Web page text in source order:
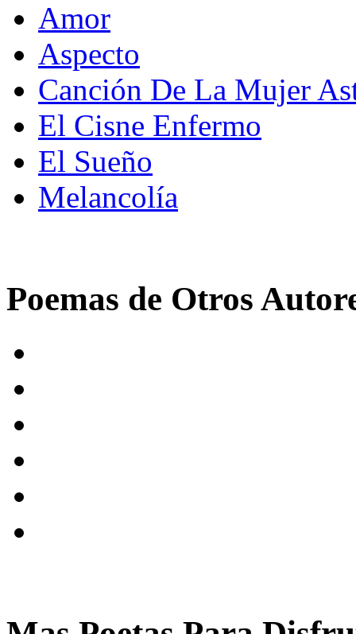
Amor
Aspecto
Canción De La Mujer
El Cisne Enfermo
El Sueño
Melancolía
Poemas de Otros